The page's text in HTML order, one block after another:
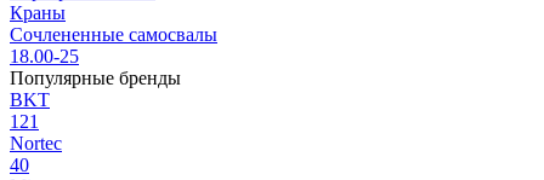
Краны
Сочлененные самосвалы
18.00-25
Популярные бренды
BKT
121
Nortec
40